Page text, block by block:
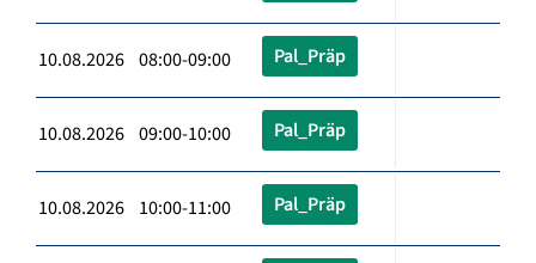
10.08.2026 08:00-09:00 Pal_Präp
10.08.2026 09:00-10:00 Pal_Präp
10.08.2026 10:00-11:00 Pal_Präp